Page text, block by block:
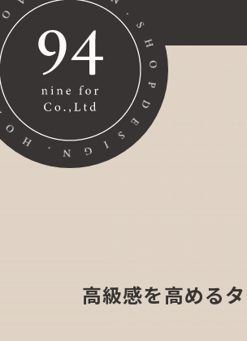
高級感を高める